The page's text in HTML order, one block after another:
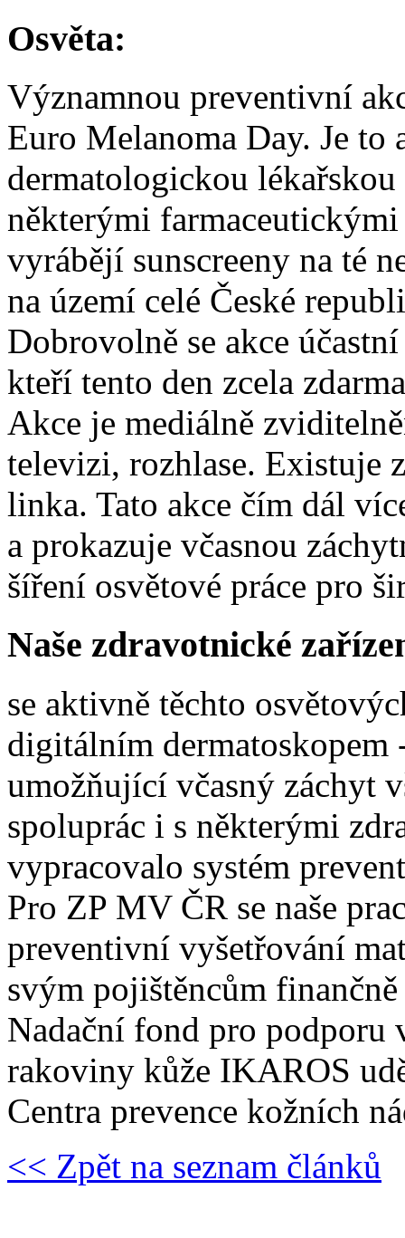
Osvěta:
Významnou preventivní
Euro Melanoma Day. Je to
dermatologickou
některými
vyrábějí sunscreeny na té
na území celé České
Dobrovolně se akce
kteří tento den zcela
Akce je mediálně
televizi, rozhlase. Existuje
linka. Tato akce čím dál
a prokazuje včasnou
šíření osvětové práce pro
Naše zdravotnické
se aktivně těchto
digitálním
umožňující včasný záchyt
spoluprác i s některými
vypracovalo systém
Pro ZP MV ČR se naše
preventivní vyšetřování
svým pojištěncům
Nadační fond pro podporu
rakoviny kůže IKAROS
Centra prevence kožních
<< Zpět na seznam článků